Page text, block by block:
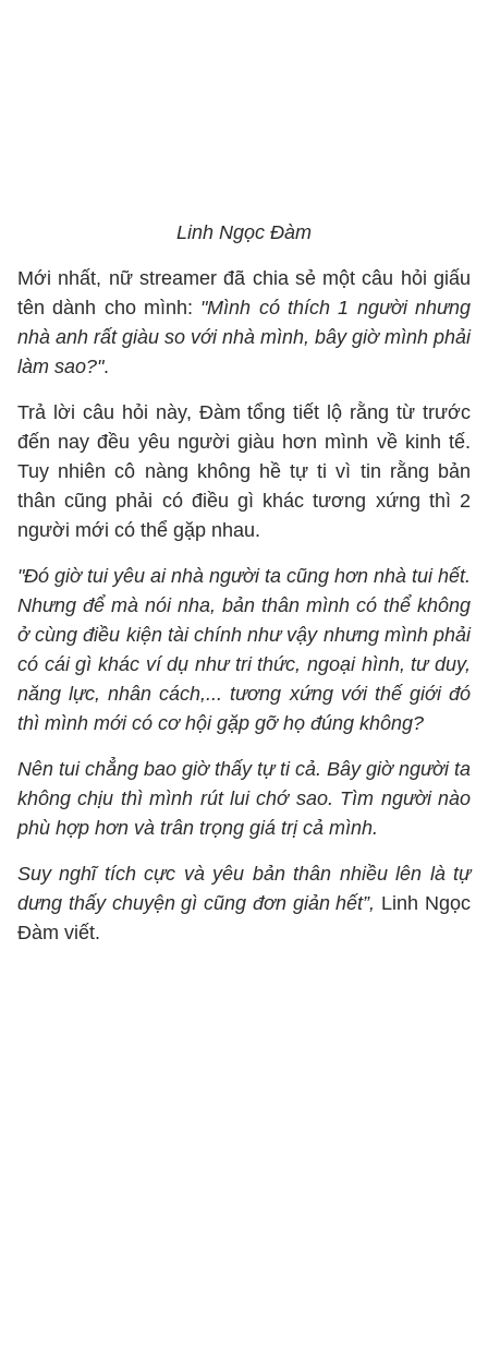
Linh Ngọc Đàm
Mới nhất, nữ streamer đã chia sẻ một câu hỏi giấu
tên dành cho mình: "Mình có thích 1 người nhưng
nhà anh rất giàu so với nhà mình, bây giờ mình phải
làm sao?".
Trả lời câu hỏi này, Đàm tổng tiết lộ rằng từ trước
đến nay đều yêu người giàu hơn mình về kinh tế.
Tuy nhiên cô nàng không hề tự ti vì tin rằng bản
thân cũng phải có điều gì khác tương xứng thì 2
người mới có thể gặp nhau.
"Đó giờ tui yêu ai nhà người ta cũng hơn nhà tui hết.
Nhưng để mà nói nha, bản thân mình có thể không
ở cùng điều kiện tài chính như vậy nhưng mình phải
có cái gì khác ví dụ như tri thức, ngoại hình, tư duy,
năng lực, nhân cách,... tương xứng với thế giới đó
thì mình mới có cơ hội gặp gỡ họ đúng không?
Nên tui chẳng bao giờ thấy tự ti cả. Bây giờ người ta
không chịu thì mình rút lui chớ sao. Tìm người nào
phù hợp hơn và trân trọng giá trị cả mình.
Suy nghĩ tích cực và yêu bản thân nhiều lên là tự
dưng thấy chuyện gì cũng đơn giản hết”, Linh Ngọc
Đàm viết.